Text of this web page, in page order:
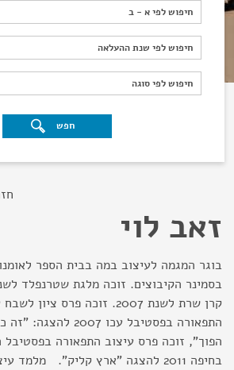
חיפוש לפי א - ב
חיפוש לפי א - ב
חיפוש לפי שנת ההעלאה
חיפוש לפי שנת ההעלאה
חיפוש לפי סוגה
חיפוש לפי סוגה
חפש
זאב לוי
בוגר המגמה לעיצוב במה בבית הספר
קרן שרת לשנת 2007. זוכה פרס
התפאורה בפסטיבל עכו
הפוך", זוכה פרס עיצוב התפאורה בפסטיבל
בחיפה 2011 להצגה "ארץ קליק".